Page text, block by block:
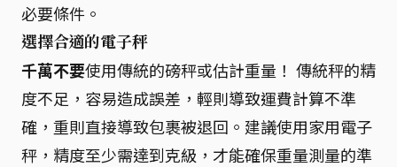
必要條件。
選擇合適的電子秤
千萬不要使用傳統的磅秤或估計重量！ 傳統秤的精
度不足，容易造成誤差，輕則導致運費計算不準
確，重則直接導致包裹被退回。建議使用家用電子
秤，精度至少需達到克級，才能確保重量測量的準